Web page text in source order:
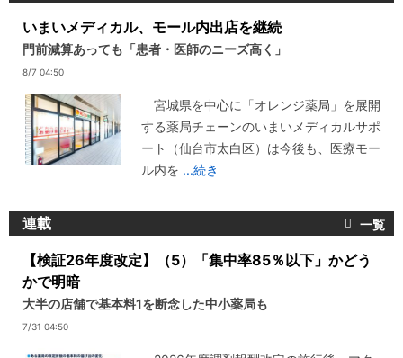
いまいメディカル、モール内出店を継続
門前減算あっても「患者・医師のニーズ高く」
8/7 04:50
宮城県を中心に「オレンジ薬局」を展開
する薬局チェーンのいまいメディカルサポ
ート（仙台市太白区）は今後も、医療モー
ル内を ...続き
連載
【検証26年度改定】（5）「集中率85％以下」かどう
かで明暗
大半の店舗で基本料1を断念した中小薬局も
7/31 04:50